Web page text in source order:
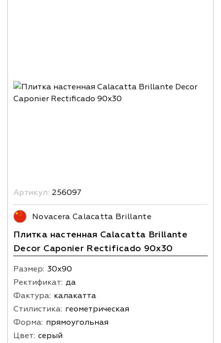
Артикул: 256097
Novacera Calacatta Brillante
Плитка настенная Calacatta Brillante
Decor Caponier Rectificado 90x30
Размер: 30х90
Ректификат: да
Фактура: калакатта
Стилистика: геометрическая
Форма: прямоугольная
Цвет: серый